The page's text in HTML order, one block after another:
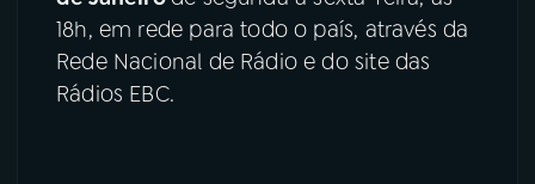
18h, em rede para todo o país, através da
Rede Nacional de Rádio e do site das
Rádios EBC.